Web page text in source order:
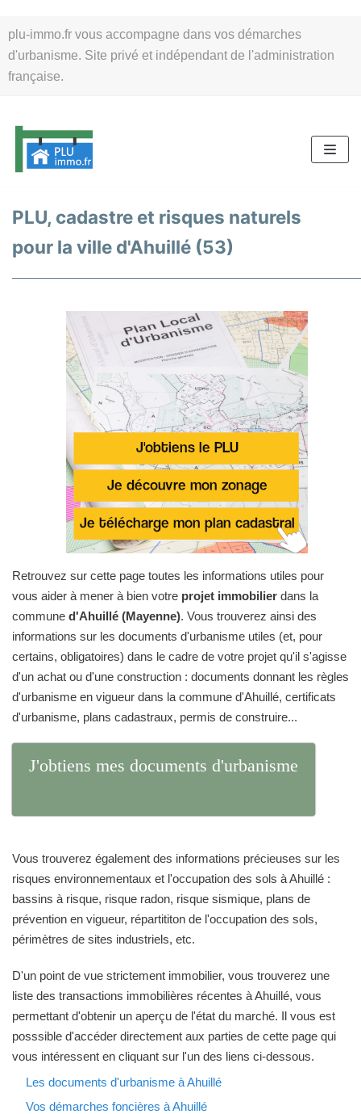
plu-immo.fr vous accompagne dans vos démarches
d'urbanisme. Site privé et indépendant de l'administration
française.
au
contenu
PLU, cadastre et risques naturels
pour la ville d'Ahuillé (53)
Retrouvez sur cette page toutes les informations utiles pour
vous aider à mener à bien votre projet immobilier dans la
commune d'Ahuillé (Mayenne). Vous trouverez ainsi des
informations sur les documents d'urbanisme utiles (et, pour
certains, obligatoires) dans le cadre de votre projet qu'il s'agisse
d'un achat ou d'une construction : documents donnant les règles
d'urbanisme en vigueur dans la commune d'Ahuillé, certificats
d'urbanisme, plans cadastraux, permis de construire...
J'obtiens mes documents d'urbanisme
Vous trouverez également des informations précieuses sur les
risques environnementaux et l'occupation des sols à Ahuillé :
bassins à risque, risque radon, risque sismique, plans de
prévention en vigueur, répartititon de l'occupation des sols,
périmètres de sites industriels, etc.
D'un point de vue strictement immobilier, vous trouverez une
liste des transactions immobilières récentes à Ahuillé, vous
permettant d'obtenir un aperçu de l'état du marché. Il vous est
posssible d'accéder directement aux parties de cette page qui
vous intéressent en cliquant sur l'un des liens ci-dessous.
Les documents d'urbanisme à Ahuillé
Vos démarches foncières à Ahuillé